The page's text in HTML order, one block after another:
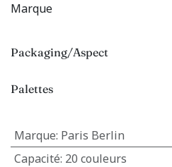
Marque
Packaging/Aspect
Palettes
Marque: Paris Berlin
Capacité: 20 couleurs